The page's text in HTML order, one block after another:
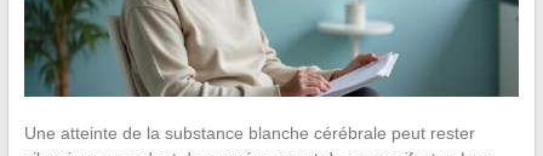
Une atteinte de la substance blanche cérébrale peut rester